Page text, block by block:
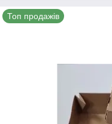
Топ продажів